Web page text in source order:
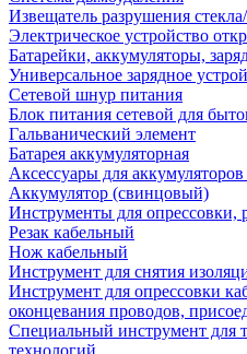
Извещатель разрушения
Электрическое устройство
Батарейки, аккумуляторы,
Универсальное зарядное
Сетевой шнур питания
Блок питания сетевой для
Гальванический элемент
Батарея аккумуляторная
Аксессуары для
Аккумулятор (свинцовый)
Инструменты для опрессовки,
Резак кабельный
Нож кабельный
Инструмент для снятия
Инструмент для опрессовки
оконцевания проводов,
Специальный инструмент для
технологий